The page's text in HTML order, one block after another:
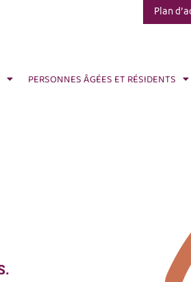
Plan
PERSONNES ÂGÉES ET RÉSIDENTS